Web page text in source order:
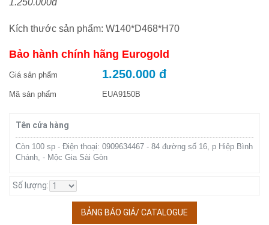
1.250.000đ
Kích thước sản phẩm: W140*D468*H70
Bảo hành chính hãng Eurogold
Giá sản phẩm 1.250.000 đ
Mã sản phẩm EUA9150B
Tên cửa hàng
Còn 100 sp - Điện thoại: 0909634467 - 84 đường số 16, p Hiệp Bình
Chánh, - Mộc Gia Sài Gòn
Số lượng:
BẢNG BÁO GIÁ/ CATALOGUE